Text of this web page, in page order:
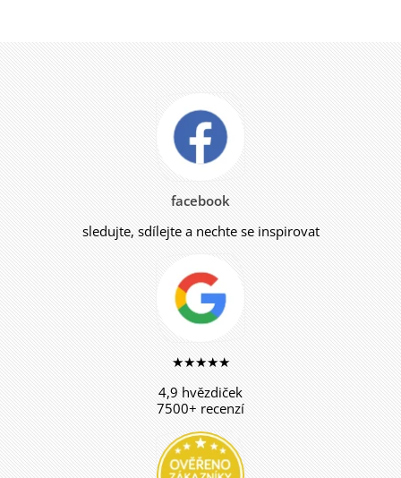
facebook
sledujte, sdílejte a nechte se inspirovat
★★★★★
4,9 hvězdiček
7500+ recenzí